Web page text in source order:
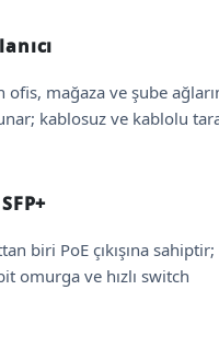
ofis, mağaza ve şube
kablosuz ve kablolu
biri PoE çıkışına
omurga ve hızlı switch